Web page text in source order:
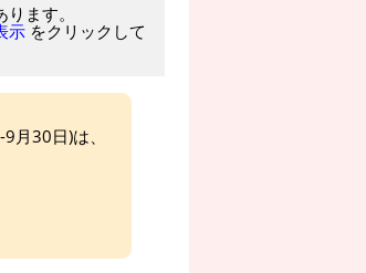
ます。
示 をクリックして
月30日)は、